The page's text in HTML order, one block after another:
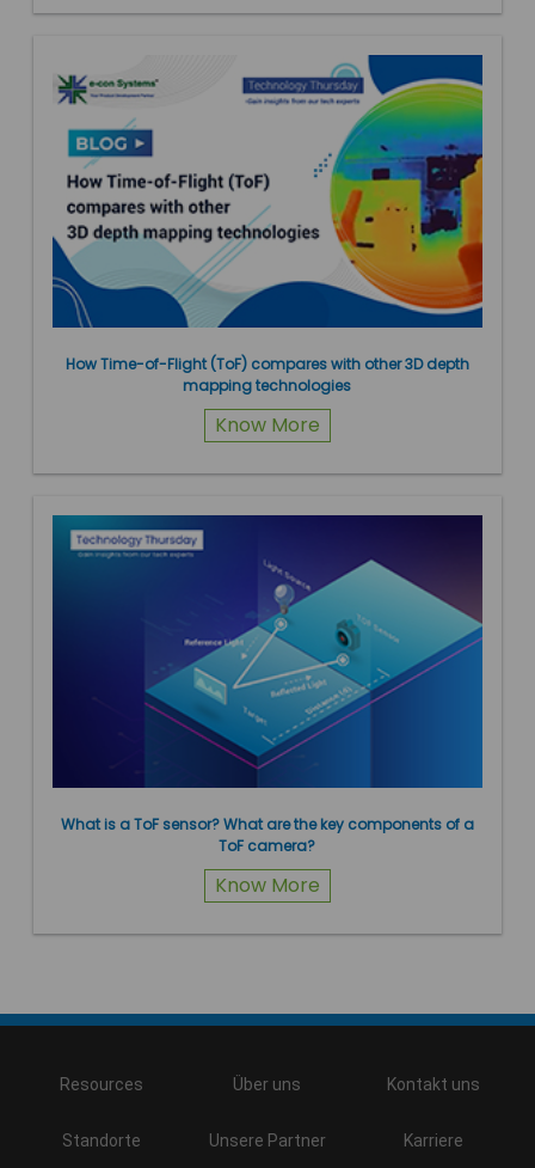
How Time-of-Flight (ToF) compares with other 3D depth
mapping technologies
Know More
What is a ToF sensor? What are the key components of a
ToF camera?
Know More
Resources Über uns Kontakt uns
Standorte Unsere Partner Karriere
\